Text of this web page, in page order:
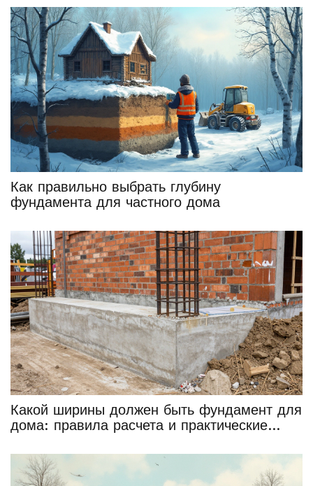
Как правильно выбрать глубину
фундамента для частного дома
Какой ширины должен быть фундамент для
дома: правила расчета и практические